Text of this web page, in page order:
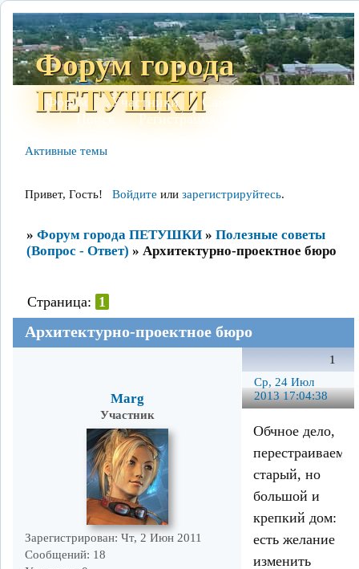
Форум города
ПЕТУШКИ
Форум Участники Сайт
Поиск
Регистрация
Активные темы
Привет, Гость! Войдите или зарегистрируйтесь.
» Форум города ПЕТУШКИ » Полезные советы
(Вопрос - Ответ) » Архитектурно-проектное бюро
Архитектурно-проектное бюро
Страница: 1
1
Ср, 24 Июл
2013 17:04:38
Marg
Участник
Зарегистрирован: Чт, 2 Июн 2011
Сообщений: 18
Обчное дело,
перестраиваем
старый, но
большой и
крепкий дом:
есть желание
изменить